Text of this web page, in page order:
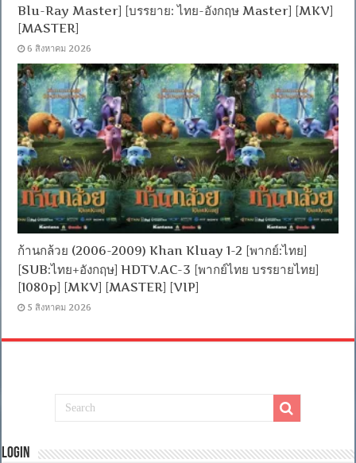
Blu-Ray Master] [บรรยาย: ไทย-อังกฤษ Master] [MKV]
[MASTER]
6 สิงหาคม 2026
ก้านกล้วย (2006-2009) Khan Kluay 1-2 [พากย์:ไทย]
[SUB:ไทย+อังกฤษ] HDTV.AC-3 [พากย์ไทย บรรยายไทย]
[1080p] [MKV] [MASTER] [VIP]
5 สิงหาคม 2026
Login